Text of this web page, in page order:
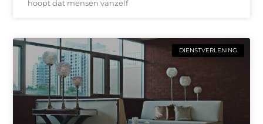
hoopt dat mensen vanzelf
DIENSTVERLENING